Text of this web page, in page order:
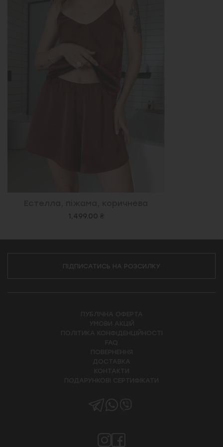
1,499.00 ₴
ПІДПИСАТИСЬ НА РОЗСИЛКУ